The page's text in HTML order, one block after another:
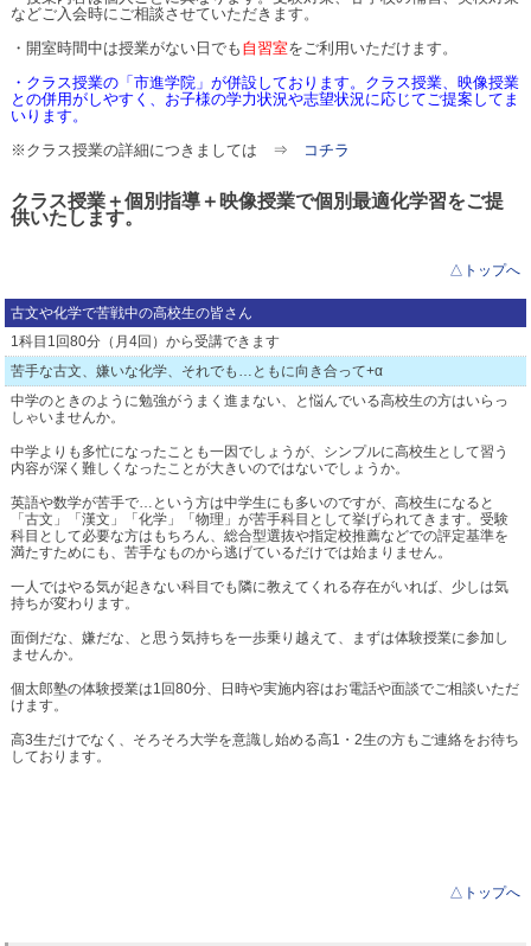
などご入会時にご相談させていただきます。
・開室時間中は授業がない日でも 自習室をご利用いただけます。
・ クラス授業の「市進学院」が併設しております。クラス授業、映像授業
との併用がしやすく、お子様の学力状況や志望状況に応じてご提案してま
いります。
※クラス授業の詳細につきましては ⇒
コチラ
クラス授業＋個別指導＋映像授業で個別最適化学習をご提
供いたします。
△トップへ
古文や化学で苦戦中の高校生の皆さん
1科目1回80分（月4回）から受講できます
苦手な古文、嫌いな化学、それでも…ともに向き合って+α
中学のときのように勉強がうまく進まない、と悩んでいる高校生の方はいらっ
しゃいませんか。
中学よりも多忙になったことも一因でしょうが、シンプルに高校生として習う
内容が深く難しくなったことが大きいのではないでしょうか。
英語や数学が苦手で…という方は中学生にも多いのですが、高校生になると
「古文」「漢文」「化学」「物理」が苦手科目として挙げられてきます。受験
科目として必要な方はもちろん、総合型選抜や指定校推薦などでの評定基準を
満たすためにも、苦手なものから逃げているだけでは始まりません。
一人ではやる気が起きない科目でも隣に教えてくれる存在がいれば、少しは気
持ちが変わります。
面倒だな、嫌だな、と思う気持ちを一歩乗り越えて、まずは体験授業に参加し
ませんか。
個太郎塾の体験授業は1回80分、日時や実施内容はお電話や面談でご相談いただ
けます。
高3生だけでなく、そろそろ大学を意識し始める高1・2生の方もご連絡をお待ち
しております。
△トップへ